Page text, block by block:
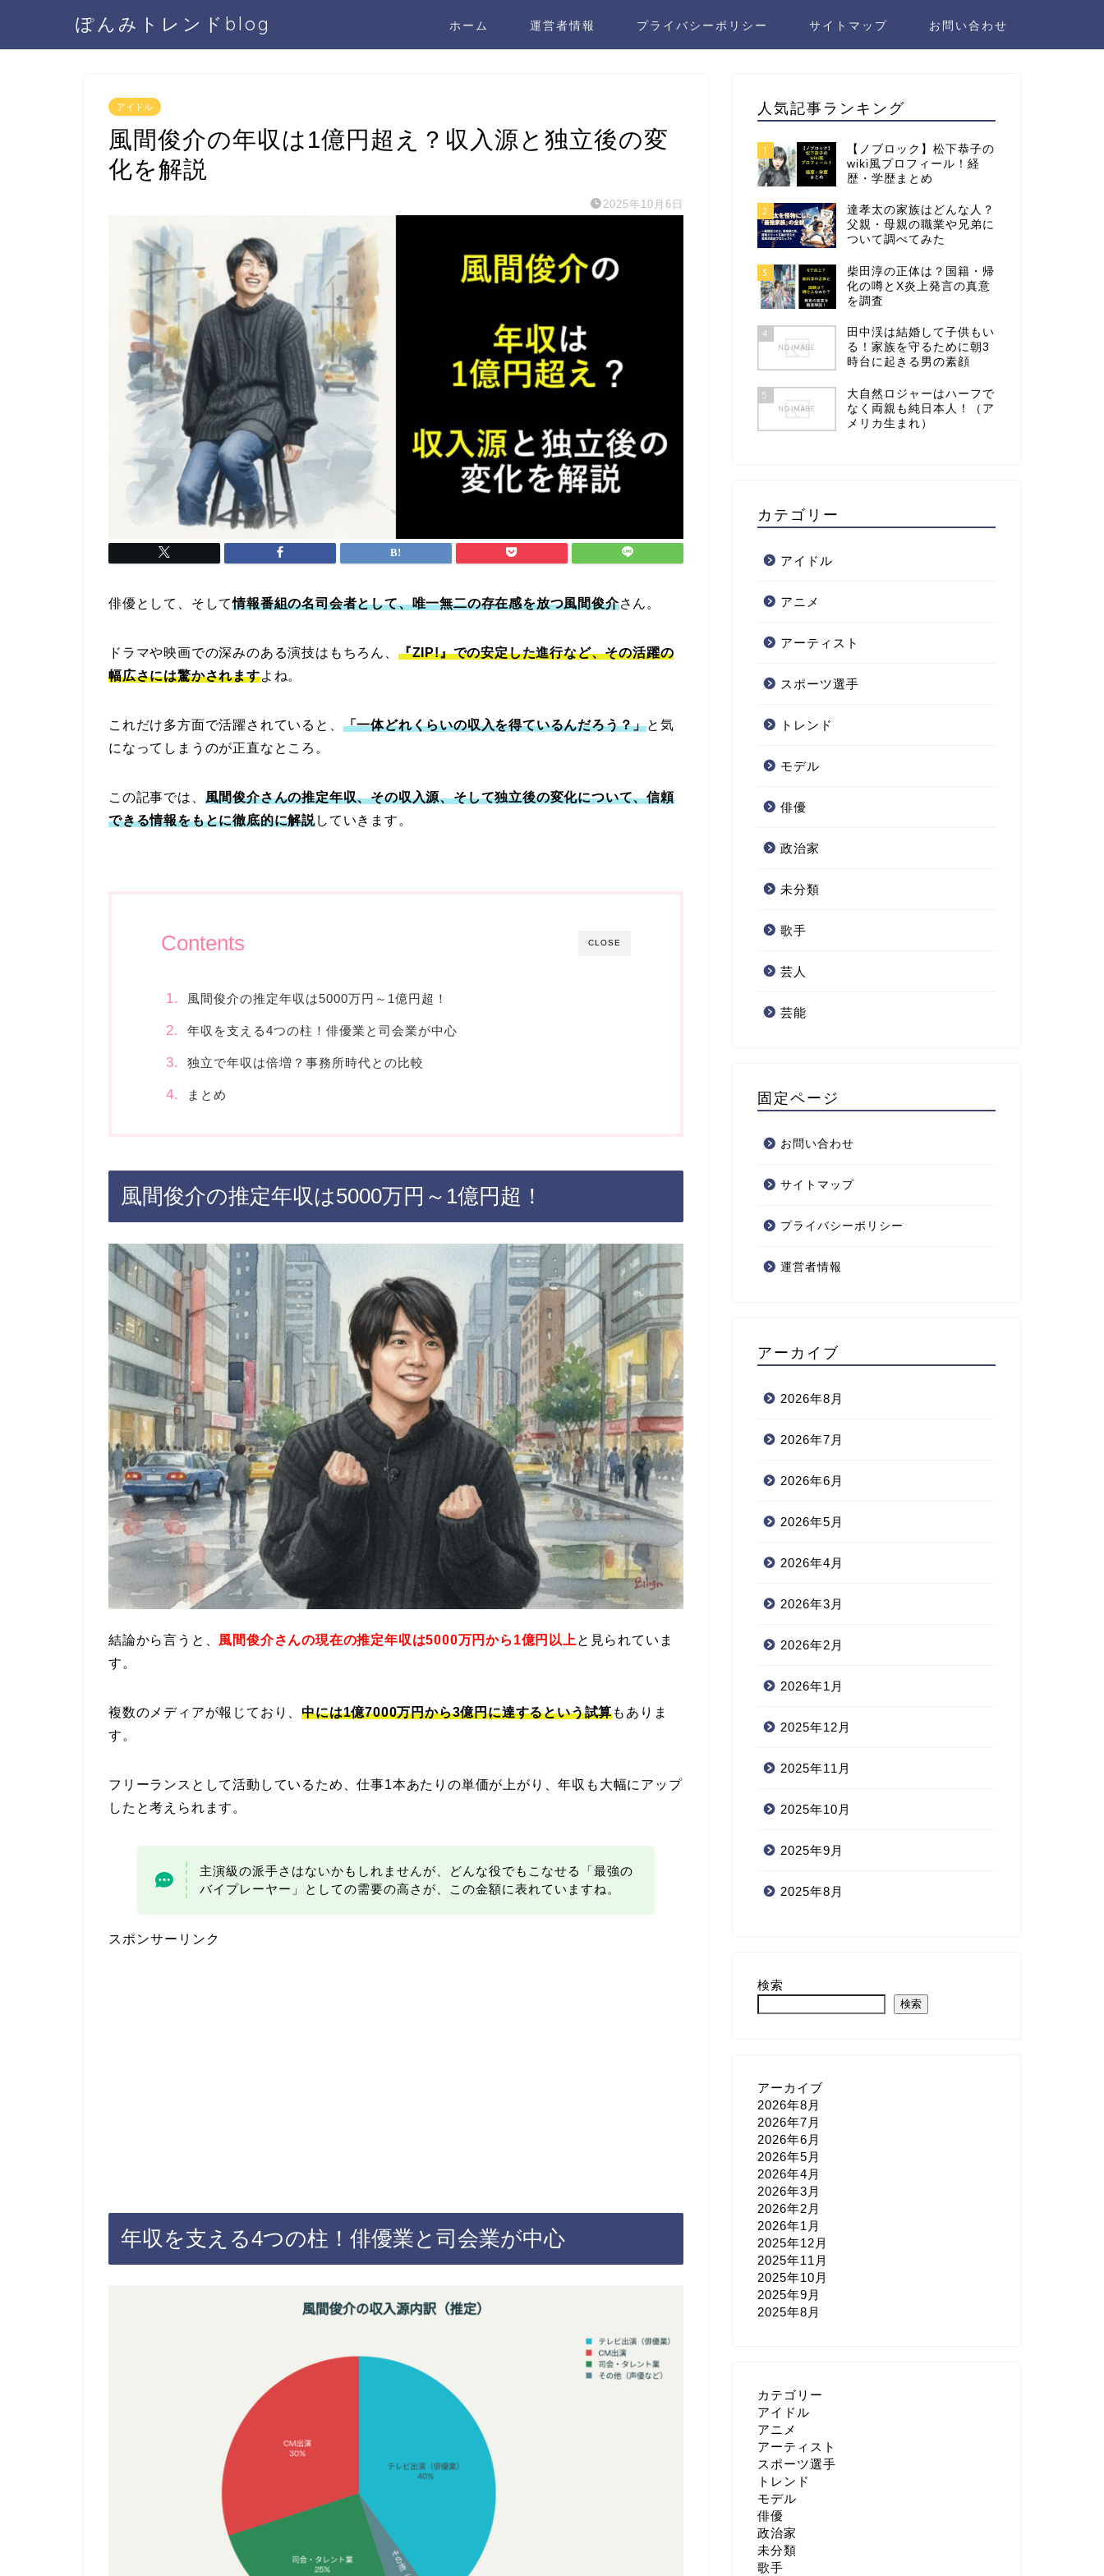
ぽんみトレンドblog ホーム 運営者情報 プライバシーポリシー サイトマップ お問い合わせ
アイドル
風間俊介の年収は1億円超え？収入源と独立後の変
化を解説
2025年10月6日
俳優として、そして情報番組の名司会者として、唯一無二の存在感を放つ風間俊介さん。
ドラマや映画での深みのある演技はもちろん、 『ZIP!』での安定した進行など、その活躍の
幅広さには驚かされますよね。
これだけ多方面で活躍されていると、 「一体どれくらいの収入を得ているんだろう？」と気
になってしまうのが正直なところ。
この記事では、 風間俊介さんの推定年収、その収入源、そして独立後の変化について、信頼
できる情報をもとに徹底的に解説していきます。
CLOSE
Contents
風間俊介の推定年収は5000万円～1億円超！
年収を支える4つの柱！俳優業と司会業が中心
独立で年収は倍増？事務所時代との比較
まとめ
風間俊介の推定年収は5000万円～1億円超！
結論から言うと、 風間俊介さんの現在の推定年収は5000万円から1億円以上 と見られていま
す。
複数のメディアが報じており、中には1億7000万円から3億円に達するという試算もありま
す。
フリーランスとして活動しているため、仕事1本あたりの単価が上がり、年収も大幅にアップ
したと考えられます。
主演級の派手さはないかもしれませんが、どんな役でもこなせる「最強の
バイプレーヤー」としての需要の高さが、この金額に表れていますね。
スポンサーリンク
年収を支える4つの柱！俳優業と司会業が中心
人気記事ランキング
1
【ノブロック】松下恭子の
wiki風プロフィール！経
歴・学歴まとめ
2
達孝太の家族はどんな人？
父親・母親の職業や兄弟に
ついて調べてみた
3
柴田淳の正体は？国籍・帰
化の噂とX炎上発言の真意
を調査
4
田中渓は結婚して子供もい
る！家族を守るために朝3
時台に起きる男の素顔
5
大自然ロジャーはハーフで
なく両親も純日本人！（ア
メリカ生まれ）
カテゴリー
アイドル
アニメ
アーティスト
スポーツ選手
トレンド
モデル
俳優
政治家
未分類
歌手
芸人
芸能
固定ページ
お問い合わせ
サイトマップ
プライバシーポリシー
運営者情報
アーカイブ
2026年8月
2026年7月
2026年6月
2026年5月
2026年4月
2026年3月
2026年2月
2026年1月
2025年12月
2025年11月
2025年10月
2025年9月
2025年8月
検索
検索
アーカイブ
2026年8月
2026年7月
2026年6月
2026年5月
2026年4月
2026年3月
2026年2月
2026年1月
2025年12月
2025年11月
2025年10月
2025年9月
2025年8月
カテゴリー
アイドル
アニメ
アーティスト
スポーツ選手
トレンド
モデル
俳優
政治家
未分類
歌手